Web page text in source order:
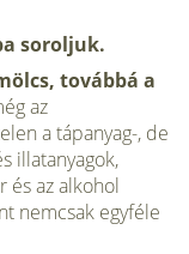
soroljuk.
továbbá a
az
a tápanyag-, de
illatanyagok,
és az alkohol
nemcsak egyféle